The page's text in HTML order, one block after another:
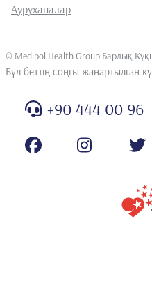
Ауруханалар
© Medipol Health Group.Барлық
Бұл беттің соңғы жаңартылған
+90 444 00 96